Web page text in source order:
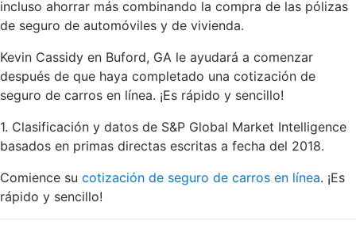
incluso ahorrar más combinando la compra de las pólizas
de seguro de automóviles y de vivienda.
Kevin Cassidy en Buford, GA le ayudará a comenzar
después de que haya completado una cotización de
seguro de carros en línea. ¡Es rápido y sencillo!
1. Clasificación y datos de S&P Global Market Intelligence
basados en primas directas escritas a fecha del 2018.
Comience su cotización de seguro de carros en línea. ¡Es
rápido y sencillo!